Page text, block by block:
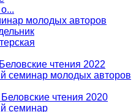
молодых авторов
чтения 2022
семинар молодых авторов
чтения 2020
семинар